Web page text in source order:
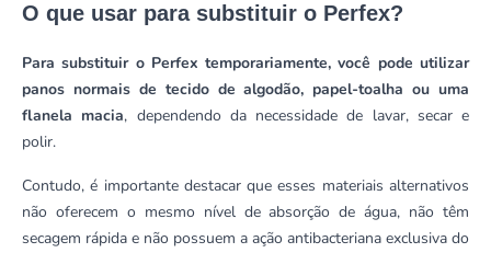
O que usar para substituir o Perfex?
Para substituir o Perfex temporariamente, você pode utilizar
panos normais de tecido de algodão, papel-toalha ou uma
flanela macia, dependendo da necessidade de lavar, secar e
polir.
Contudo, é importante destacar que esses materiais alternativos
não oferecem o mesmo nível de absorção de água, não têm
secagem rápida e não possuem a ação antibacteriana exclusiva do